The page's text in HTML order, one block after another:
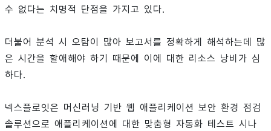
수 없다는 치명적 단점을 가지고 있다.
더불어 분석 시 오탐이 많아 보고서를 정확하게 해석하는데 많
은 시간을 할애해야 하기 때문에 이에 대한 리소스 낭비가 심
하다.
넥스플로잇은 머신러닝 기반 웹 애플리케이션 보안 환경 점검
솔루션으로 애플리케이션에 대한 맞춤형 자동화 테스트 시나